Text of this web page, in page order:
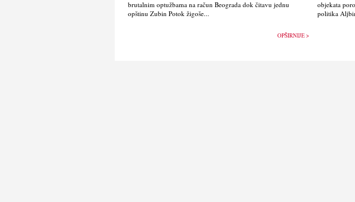
brutalnim optužbama na račun Beograda dok čitavu jednu
opštinu Zubin Potok žigoše...
OPŠIRNIJE >
objekata
politika